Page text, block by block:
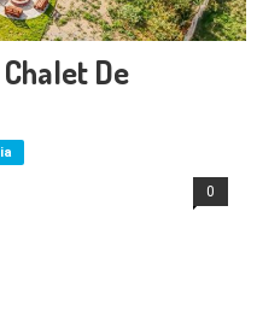
De
0